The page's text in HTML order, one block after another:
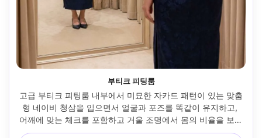
부티크 피팅룸
고급 부티크 피팅룸 내부에서 미묘한 자카드 패턴이 있는 맞춤
형 네이비 청삼을 입으면서 얼굴과 포즈를 똑같이 유지하고,
어깨에 맞는 체크를 포함하고 거울 조명에서 몸의 비율을 보여
주고, 간단한 펌프스와 짝을 이루고, 부드럽고 따뜻한 오버헤